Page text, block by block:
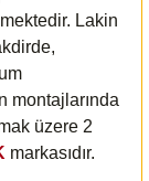
Lakin
montajlarında
üzere 2
markasıdır.